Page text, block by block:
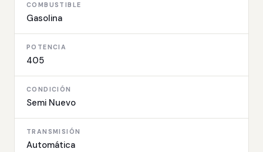
COMBUSTIBLE
Gasolina
POTENCIA
405
CONDICIÓN
Semi Nuevo
TRANSMISIÓN
Automática